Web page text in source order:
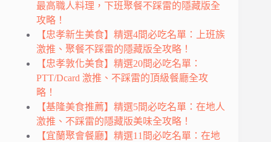
最高職人料理，下班聚餐不踩雷的隱藏版全
攻略！
【忠孝新生美食】精選4間必吃名單：上班族
激推、聚餐不踩雷的隱藏版全攻略！
【忠孝敦化美食】精選20間必吃名單：
PTT/Dcard 激推、不踩雷的頂級餐廳全攻
略！
【基隆美食推薦】精選5間必吃名單：在地人
激推、不踩雷的隱藏版美味全攻略！
【宜蘭聚會餐廳】精選11間必吃名單：在地